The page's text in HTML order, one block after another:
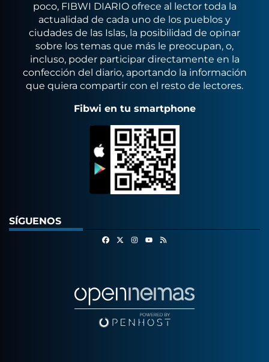
poco, FIBWI DIARIO ofrece al lector toda la
actualidad de cada uno de los pueblos y
ciudades de las Islas, la posibilidad de opinar
sobre los temas que más le preocupan, o,
incluso, poder participar directamente en la
confección del diario, aportando la información
que quiera compartir con el resto de lectores.
Fibwi en tu smartphone
SÍGUENOS
FacebookInstagram